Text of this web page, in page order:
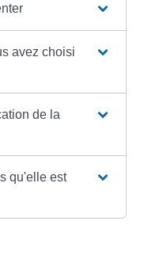
avez choisi
de la
qu'elle est